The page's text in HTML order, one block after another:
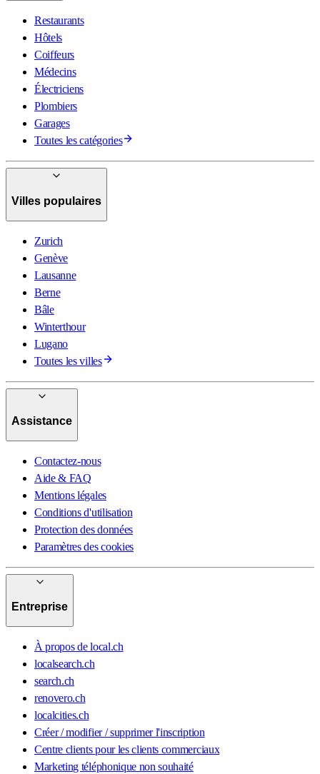
Restaurants
Hôtels
Coiffeurs
Médecins
Électriciens
Plombiers
Garages
Toutes les catégories
Villes populaires
Zurich
Genève
Lausanne
Berne
Bâle
Winterthour
Lugano
Toutes les villes
Assistance
Contactez-nous
Aide & FAQ
Mentions légales
Conditions d'utilisation
Protection des données
Paramètres des cookies
Entreprise
À propos de local.ch
localsearch.ch
search.ch
renovero.ch
localcities.ch
Créer / modifier / supprimer l'inscription
Centre clients pour les clients commerciaux
Marketing téléphonique non souhaité